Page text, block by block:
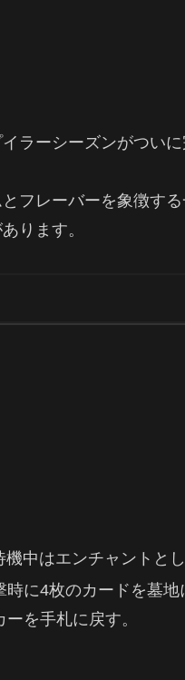
ラーシーズンがつい
フレーバーを象徴す
ります。
機中はエンチャントと
時に4枚のカードを墓
を手札に戻す。